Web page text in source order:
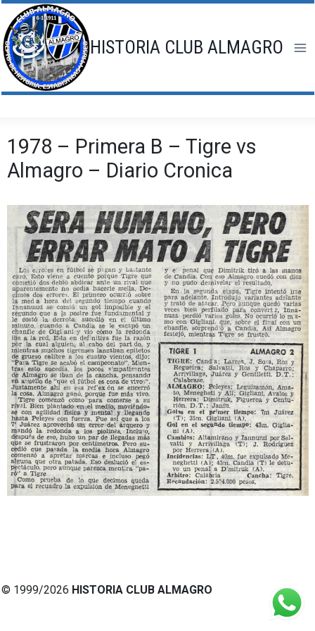
Saltar
al
contenido
HISTORIA CLUB ALMAGRO
1978 – Primera B – Tigre vs
Almagro – Diario Cronica
© 1999/2026 HISTORIA CLUB ALMAGRO